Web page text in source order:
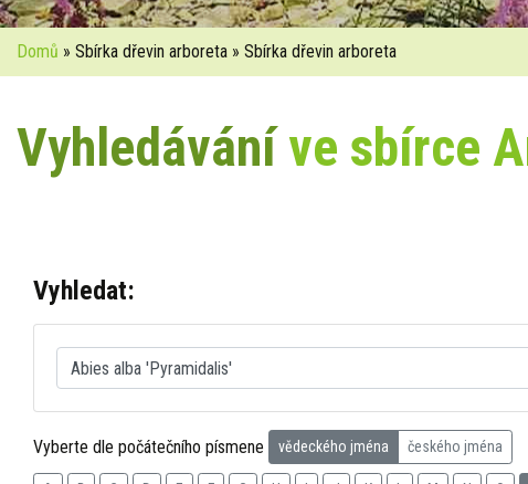
Domů » Sbírka dřevin arboreta » Sbírka dřevin arboreta
Vyhledáváníve sbírce
Vyhledat:
Vyberte dle počátečního písmene vědeckého jména českého jména